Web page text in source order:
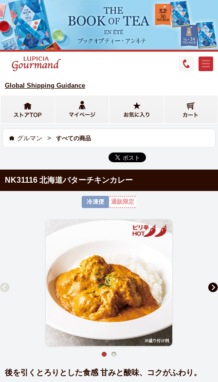
Global Shipping Guidance
グルマン > すべての商品
NK31116 北海道バターチキンカレー
冷凍便 通販限定
後を引くとろりとした食感 甘みと酸味、コクがふわり。